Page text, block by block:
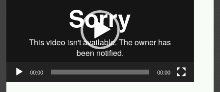
00:00 00:00